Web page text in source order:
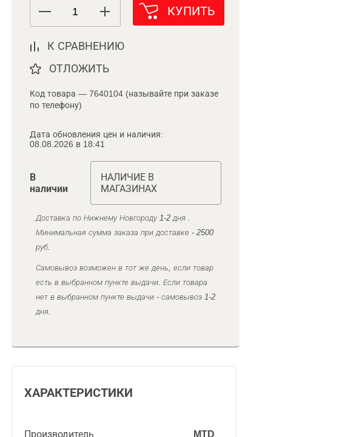
КУПИТЬ
К СРАВНЕНИЮ
ОТЛОЖИТЬ
Код товара — 7640104 (называйте при заказе
по телефону)
Дата обновления цен и наличия:
08.08.2026 в 18:41
В
наличии
НАЛИЧИЕ В
МАГАЗИНАХ
Доставка по Нижнему Новгороду 1-2 дня .
Минимальная сумма заказа при доставке - 2500
руб.
Самовывоз возможен в тот же день, если товар
есть в выбранном пункте выдачи. Если товара
нет в выбранном пункте выдачи - самовывоз 1-2
дня.
ХАРАКТЕРИСТИКИ
Производитель MTD